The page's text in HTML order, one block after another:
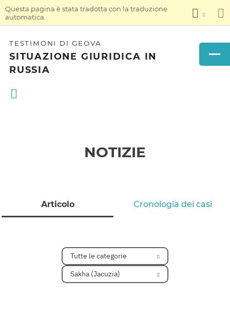
Questa pagina è stata tradotta con la traduzione
automatica.
TESTIMONI DI GEOVA
SITUAZIONE GIURIDICA IN
RUSSIA
NOTIZIE
Articolo Cronologia dei casi
Tutte le categorie
Sakha (Jacuzia)